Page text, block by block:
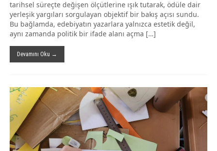
tarihsel süreçte değişen ölçütlerine ışık tutarak, ödüle dair
yerleşik yargıları sorgulayan objektif bir bakış açısı sundu.
Bu bağlamda, edebiyatın yazarlara yalnızca estetik değil,
aynı zamanda politik bir ifade alanı açma […]
Devamını Oku →